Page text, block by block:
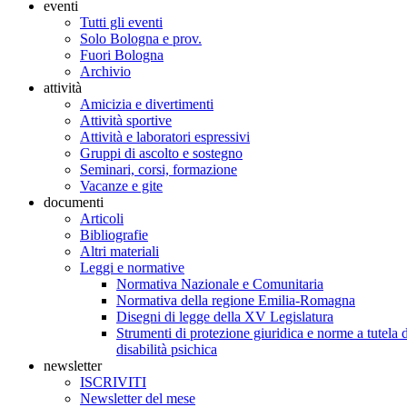
eventi
Tutti gli eventi
Solo Bologna e prov.
Fuori Bologna
Archivio
attività
Amicizia e divertimenti
Attività sportive
Attività e laboratori espressivi
Gruppi di ascolto e sostegno
Seminari, corsi, formazione
Vacanze e gite
documenti
Articoli
Bibliografie
Altri materiali
Leggi e normative
Normativa Nazionale e Comunitaria
Normativa della regione Emilia-Romagna
Disegni di legge della XV Legislatura
Strumenti di protezione giuridica e norme a tutela
disabilità psichica
newsletter
ISCRIVITI
Newsletter del mese